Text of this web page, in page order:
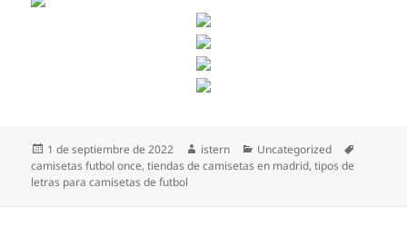
Publicado
el
1 de septiembre de 2022 Autor
istern Categorías
Uncategorized
camisetas futbol once,tiendas de camisetas en madrid,tipos de
letras para camisetas de futbol